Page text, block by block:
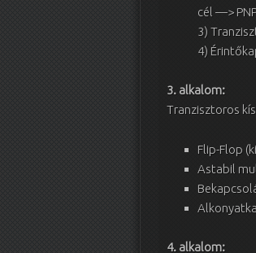
cél —>
3)
4)
3. alkalom:
Tranzisztoros
Flip-Flop
Astabil
4. alkalom: